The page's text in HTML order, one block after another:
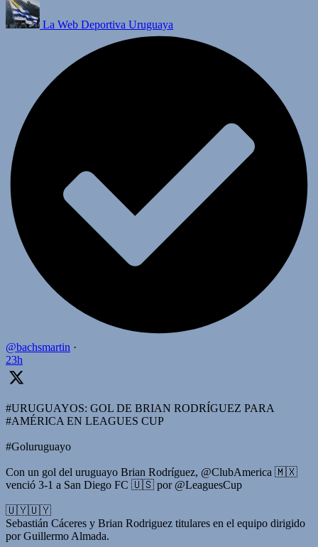
La Web Deportiva Uruguaya
@bachsmartin ·
23h
#URUGUAYOS: GOL DE BRIAN RODRÍGUEZ PARA
#AMÉRICA EN LEAGUES CUP
#Goluruguayo
Con un gol del uruguayo Brian Rodríguez, @ClubAmerica 🇲🇽
venció 3-1 a San Diego FC 🇺🇸 por @LeaguesCup
🇺🇾🇺🇾
Sebastián Cáceres y Brian Rodriguez titulares en el equipo dirigido
por Guillermo Almada.